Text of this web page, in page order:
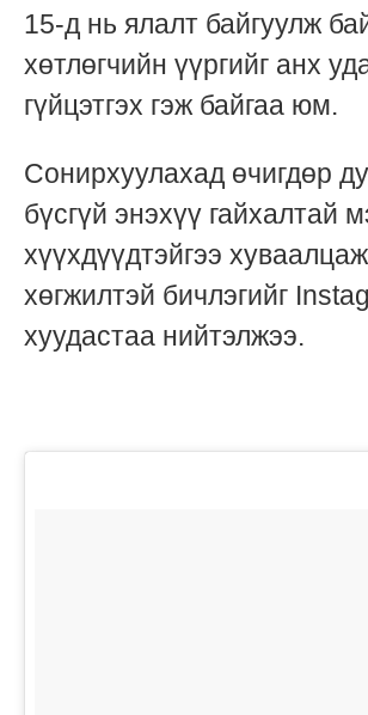
15-д нь ялалт байгуулж
хөтлөгчийн үүргийг анх
гүйцэтгэх гэж байгаа юм.
Сонирхуулахад өчигдөр
бүсгүй энэхүү гайхалтай
хүүхдүүдтэйгээ
хөгжилтэй бичлэгийг
хуудастаа нийтэлжээ.